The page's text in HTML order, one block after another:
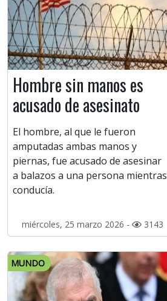
Hombre sin manos es
acusado de asesinato
El hombre, al que le fueron
amputadas ambas manos y
piernas, fue acusado de asesinar
a balazos a una persona mientras
conducía.
miércoles, 25 marzo 2026 - 3143
MUNDO